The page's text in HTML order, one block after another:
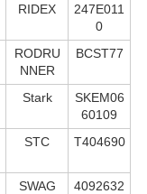
RIDEX
247E011
0
RODRU
NNER
BCST77
Stark
SKEM06
60109
STC T404690
SWAG
4092632